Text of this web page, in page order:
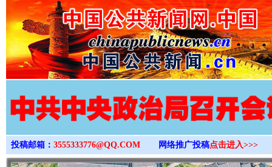
>
投稿邮箱： 3555333776@QQ.COM 网络推广投稿点击进入>>>